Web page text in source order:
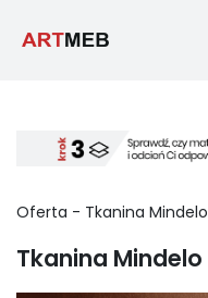
Oferta - Tkanina Mindelo
Tkanina Mindelo